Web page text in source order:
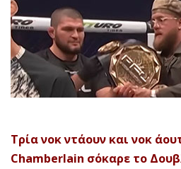
Τρία νοκ ντάουν και νοκ
Chamberlain σόκαρε το